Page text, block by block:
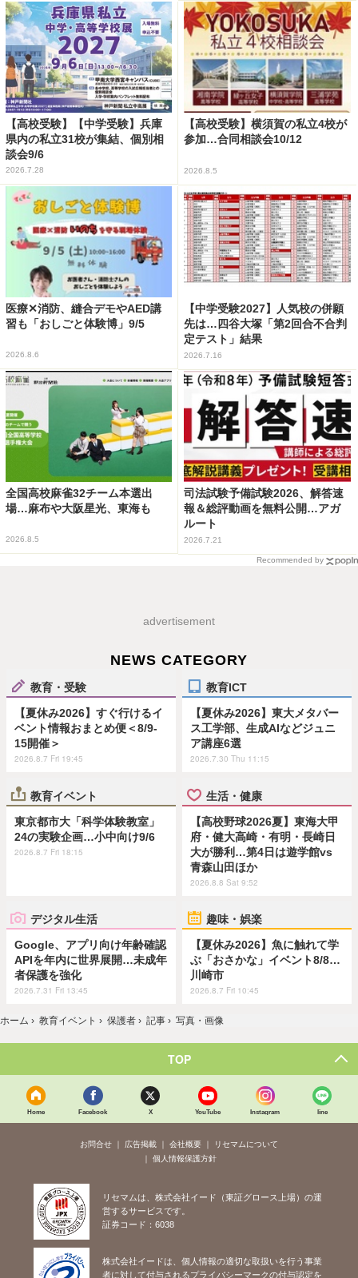
【高校受験】【中学受験】兵庫
県内の私立31校が集結、個別相
談会9/6
2026.7.28
【高校受験】横須賀の私立4校が
参加…合同相談会10/12
2026.8.5
医療✕消防、縫合デモやAED講
習も「おしごと体験博」9/5
2026.8.6
【中学受験2027】人気校の併願
先は…四谷大塚「第2回合不合判
定テスト」結果
2026.7.16
全国高校麻雀32チーム本選出
場…麻布や大阪星光、東海も
2026.8.5
司法試験予備試験2026、解答速
報＆総評動画を無料公開…アガ
ルート
2026.7.21
Recommended by
advertisement
NEWS CATEGORY
教育・受験
【夏休み2026】すぐ行けるイ
ベント情報おまとめ便＜8/9-
15開催＞
2026.8.7 Fri 19:45
教育ICT
【夏休み2026】東大メタバー
ス工学部、生成AIなどジュニ
ア講座6選
2026.7.30 Thu 11:15
教育イベント
東京都市大「科学体験教室」
24の実験企画…小中向け9/6
2026.8.7 Fri 18:15
生活・健康
【高校野球2026夏】東海大甲
府・健大高崎・有明・長崎日
大が勝利…第4日は遊学館vs
青森山田ほか
2026.8.8 Sat 9:52
デジタル生活
Google、アプリ向け年齢確認
APIを年内に世界展開…未成年
者保護を強化
2026.7.31 Fri 13:45
趣味・娯楽
【夏休み2026】魚に触れて学
ぶ「おさかな」イベント8/8…
川崎市
2026.8.7 Fri 10:45
ホーム › 教育イベント › 保護者 › 記事 › 写真・画像
TOP
Home Facebook X YouTube Instagram line
お問合せ 広告掲載 会社概要
リセマムについて
個人情報保護方針
リセマムは、株式会社イード（東証グロース上場）の運
営するサービスです。
証券コード：6038
株式会社イードは、個人情報の適切な取扱いを行う事業
者に対して付与されるプライバシーマークの付与認定を